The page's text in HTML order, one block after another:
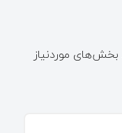
بخش‌های موردنیاز